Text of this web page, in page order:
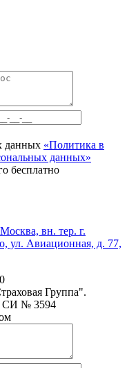
данных «Политика в
данных»
бесплатно
вн. тер. г.
ул. Авиационная, д. 77,
Группа".
СИ № 3594